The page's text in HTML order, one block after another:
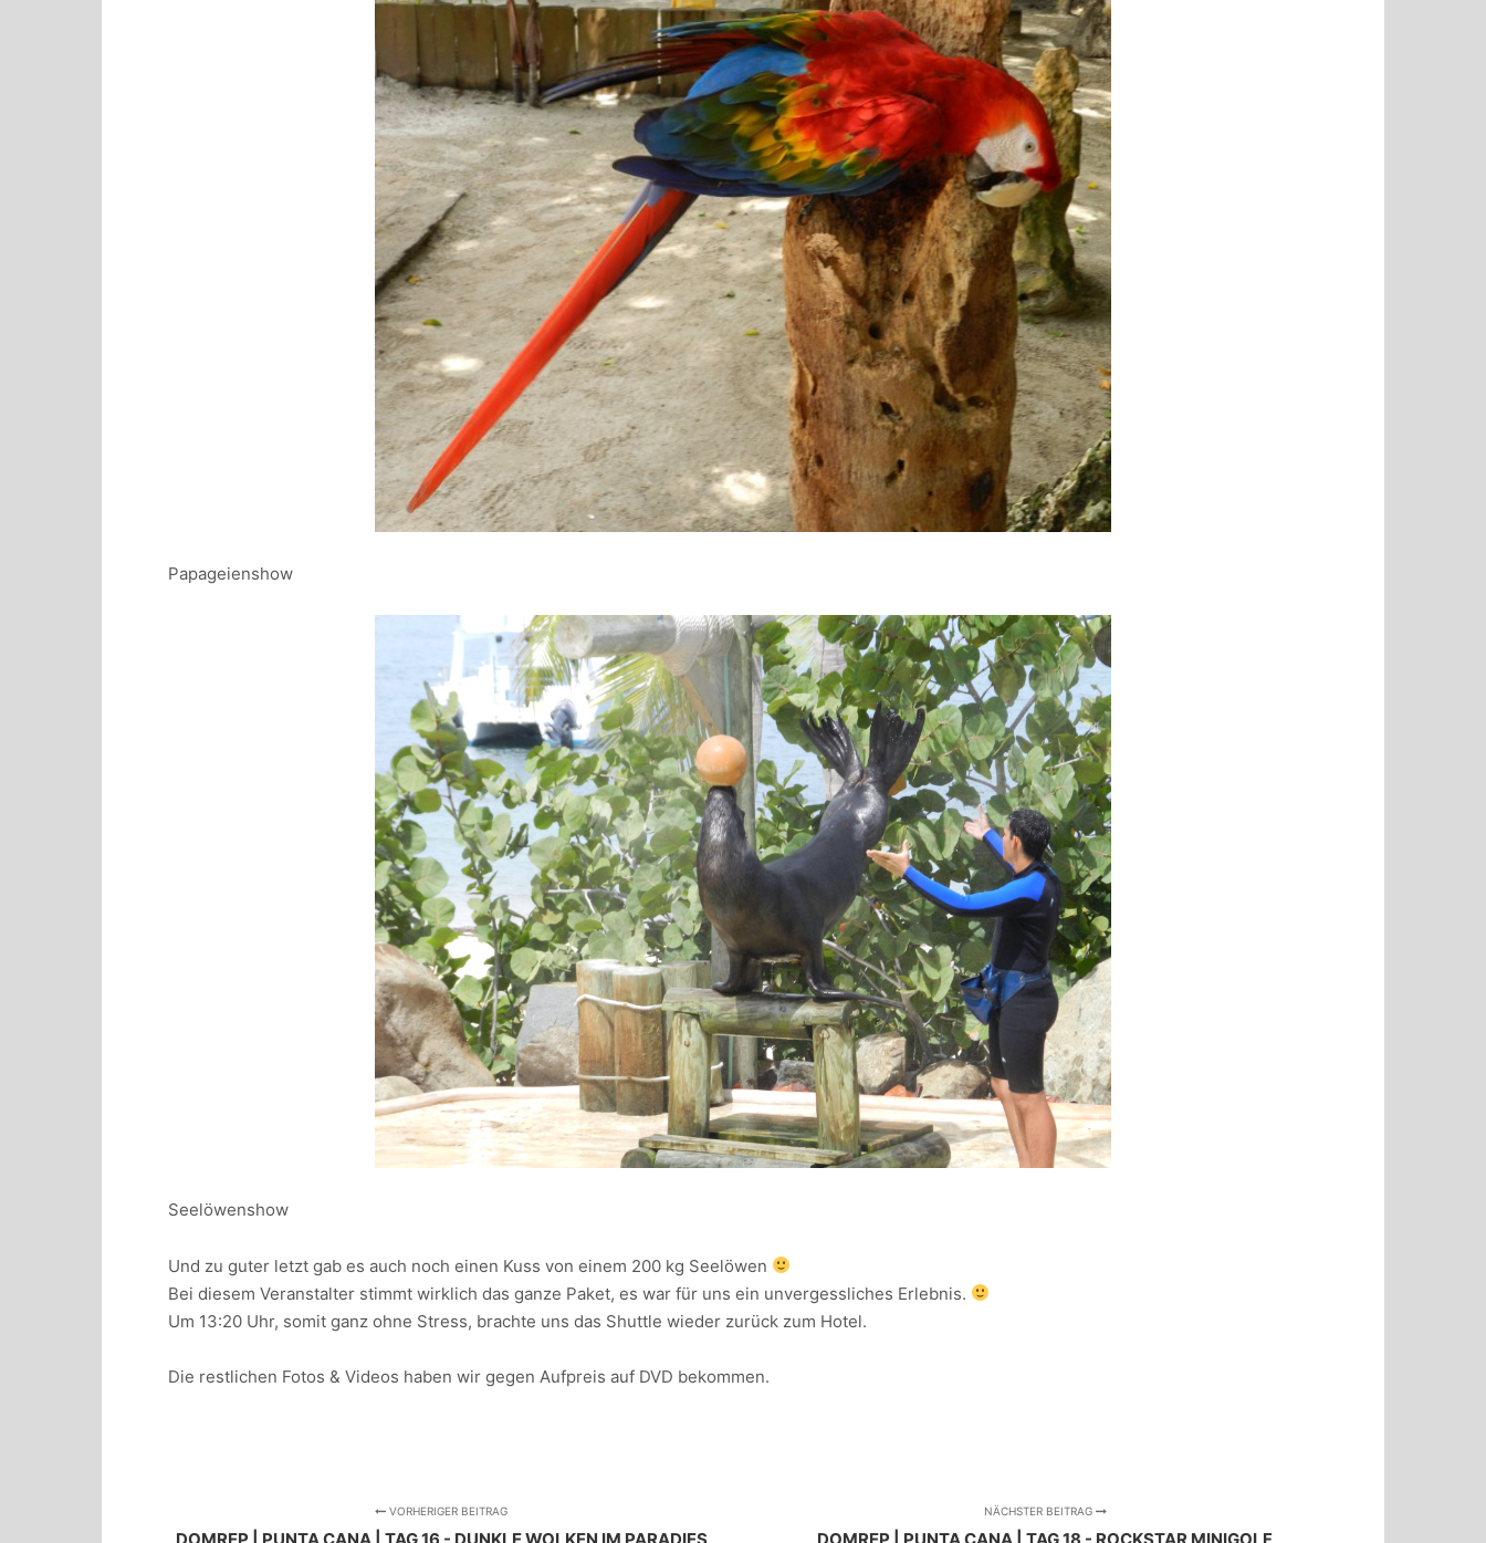
Papageienshow
Seelöwenshow
Und zu guter letzt gab es auch noch einen Kuss von einem 200 kg Seelöwen
Bei diesem Veranstalter stimmt wirklich das ganze Paket, es war für uns ein unvergessliches Erlebnis.
Um 13:20 Uhr, somit ganz ohne Stress, brachte uns das Shuttle wieder zurück zum Hotel.
Die restlichen Fotos & Videos haben wir gegen Aufpreis auf DVD bekommen.
VORHERIGER BEITRAG NÄCHSTER BEITRAG